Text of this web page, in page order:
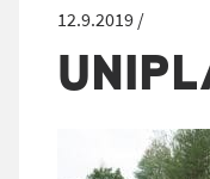
12.9.2019 /